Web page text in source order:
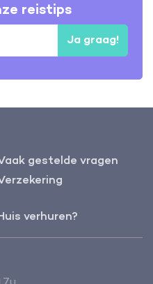
reistips
Ja graag!
gestelde vragen
verhuren?